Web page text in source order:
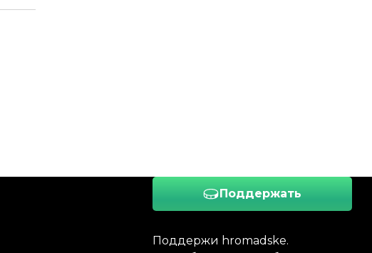
Поддержать
Поддержи hromadske.